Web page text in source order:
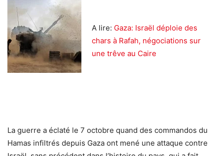
A lire: Gaza: Israël déploie des
chars à Rafah, négociations sur
une trêve au Caire
La guerre a éclaté le 7 octobre quand des commandos du
Hamas infiltrés depuis Gaza ont mené une attaque contre